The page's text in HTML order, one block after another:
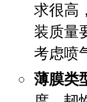
求很高
装质量
考虑喷
薄膜类